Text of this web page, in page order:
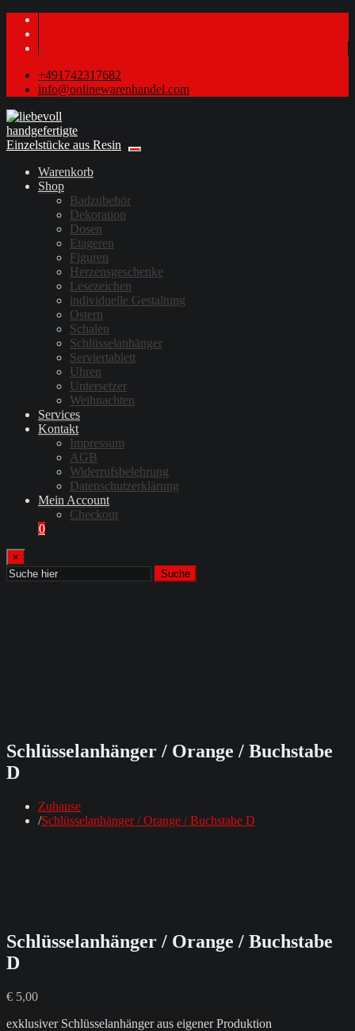
+491742317682
info@onlinewarenhandel.com
Warenkorb
Shop
Badzubehör
Dekoration
Dosen
Etageren
Figuren
Herzensgeschenke
Lesezeichen
individuelle Gestaltung
Ostern
Schalen
Schlüsselanhänger
Serviertablett
Uhren
Untersetzer
Weihnachten
Services
Kontakt
Impressum
AGB
Widerrufsbelehrung
Datenschutzerklärung
Mein Account
Checkout
0
×
Suche
Schlüsselanhänger / Orange / Buchstabe
D
Zuhause
Schlüsselanhänger / Orange / Buchstabe D
Schlüsselanhänger / Orange / Buchstabe
D
€ 5,00
exklusiver Schlüsselanhänger aus eigener Produktion